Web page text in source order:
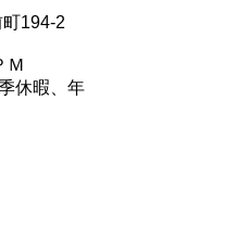
194-2
Ｍ
休暇、年